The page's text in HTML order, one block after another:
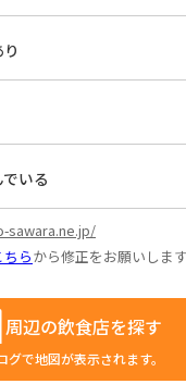
いる
sawara.ne.jp/
ちらから修正をお願いします
周辺の飲食店を探す
グで地図が表示されます。